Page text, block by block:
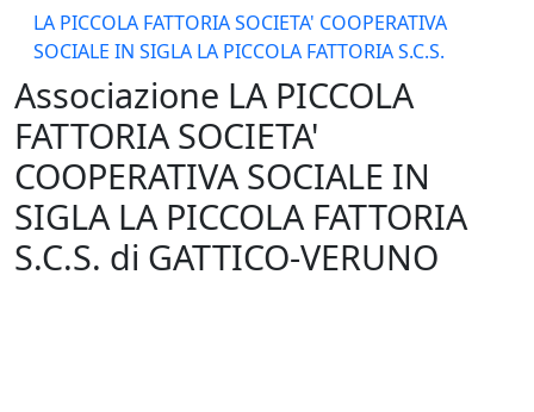
LA PICCOLA FATTORIA SOCIETA' COOPERATIVA
SOCIALE IN SIGLA LA PICCOLA FATTORIA S.C.S.
Associazione LA PICCOLA
FATTORIA SOCIETA'
COOPERATIVA SOCIALE IN
SIGLA LA PICCOLA FATTORIA
S.C.S. di GATTICO-VERUNO